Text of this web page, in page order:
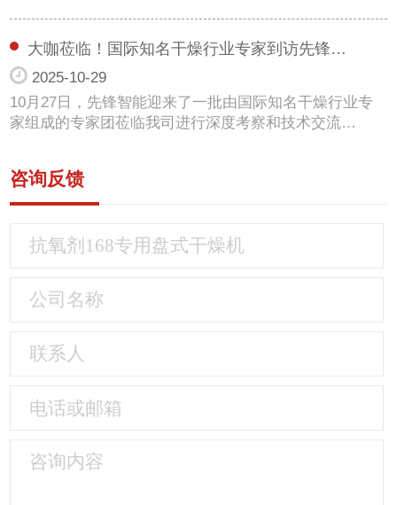
大咖莅临！国际知名干燥行业专家到访先锋…
2025-10-29
10月27日，先锋智能迎来了一批由国际知名干燥行业专
家组成的专家团莅临我司进行深度考察和技术交流…
咨询反馈